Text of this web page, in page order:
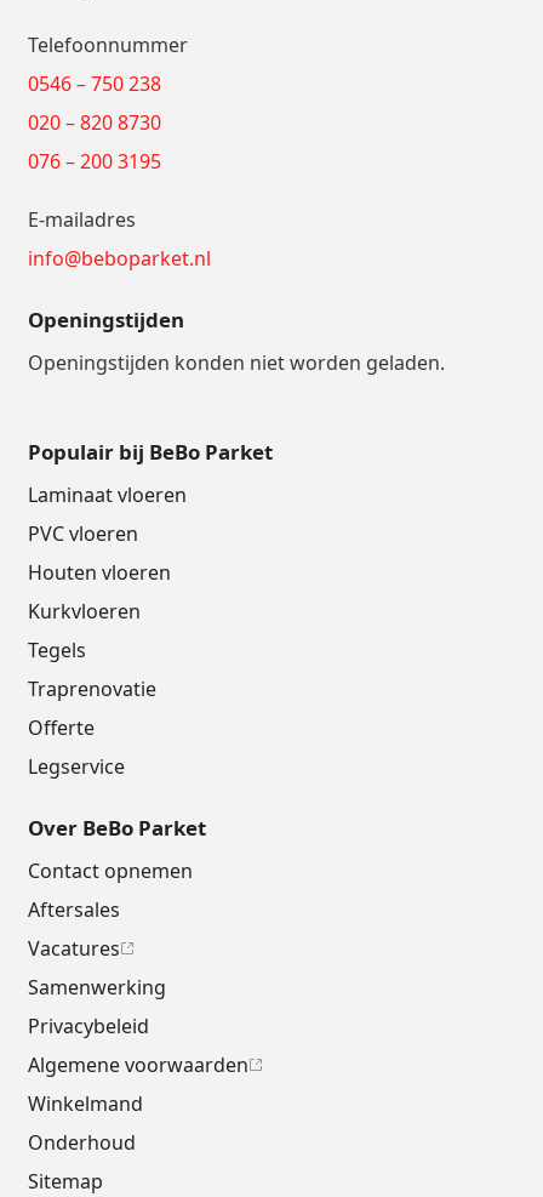
Telefoonnummer
0546 – 750 238
020 – 820 8730
076 – 200 3195
E-mailadres
info@beboparket.nl
Openingstijden
Openingstijden konden niet worden geladen.
Populair bij BeBo Parket
Laminaat vloeren
PVC vloeren
Houten vloeren
Kurkvloeren
Tegels
Traprenovatie
Offerte
Legservice
Over BeBo Parket
Contact opnemen
Aftersales
Vacatures
Samenwerking
Privacybeleid
Algemene voorwaarden
Winkelmand
Onderhoud
Sitemap